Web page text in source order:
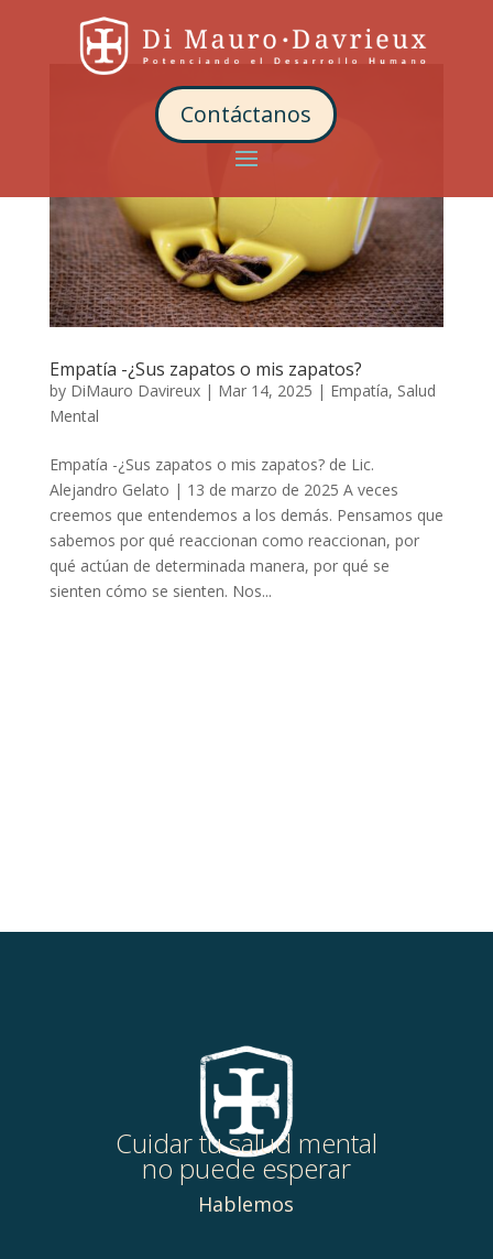
Contáctanos
Empatía -¿Sus zapatos o mis zapatos?
by DiMauro Davireux| Mar 14, 2025 | Empatía, Salud
Mental
Empatía -¿Sus zapatos o mis zapatos? de Lic.
Alejandro Gelato | 13 de marzo de 2025 A veces
creemos que entendemos a los demás. Pensamos que
sabemos por qué reaccionan como reaccionan, por
qué actúan de determinada manera, por qué se
sienten cómo se sienten. Nos...
Cuidar tu salud mental
no puede esperar
Hablemos